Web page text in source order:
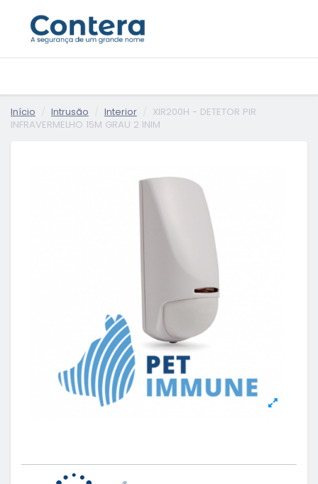
Início Intrusão Interior
XIR200H - DETETOR PIR
INFRAVERMELHO 15M GRAU 2 INIM